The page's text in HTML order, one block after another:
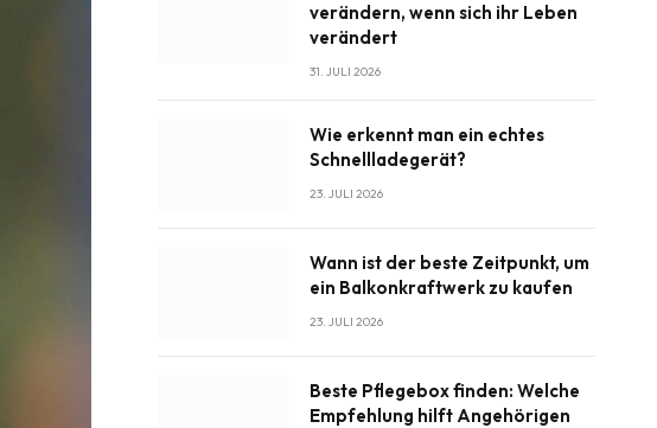
verändern, wenn sich ihr Leben
verändert
31. JULI 2026
Wie erkennt man ein echtes
Schnellladegerät?
23. JULI 2026
Wann ist der beste Zeitpunkt, um
ein Balkonkraftwerk zu kaufen
23. JULI 2026
Beste Pflegebox finden: Welche
Empfehlung hilft Angehörigen